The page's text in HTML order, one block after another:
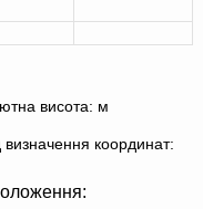
висота: м
координат: